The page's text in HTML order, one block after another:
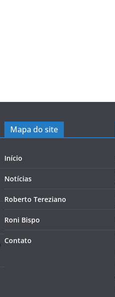
Mapa do site
Início
Notícias
Roberto Tereziano
Roni Bispo
Contato